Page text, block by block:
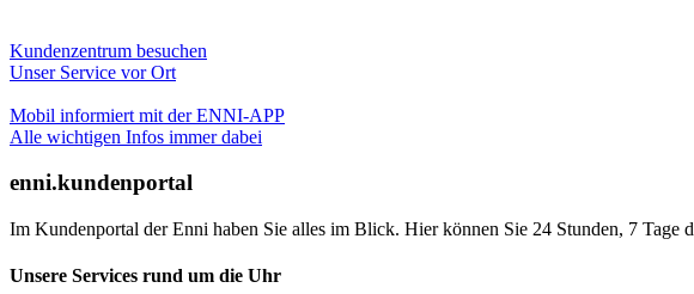
Kundenzentrum besuchen
Unser Service vor Ort
Mobil informiert mit der ENNI-APP
Alle wichtigen Infos immer dabei
enni.kundenportal
Im Kundenportal der Enni haben Sie alles im Blick. Hier können Sie 24 Stunden, 7 Tage
Unsere Services rund um die Uhr